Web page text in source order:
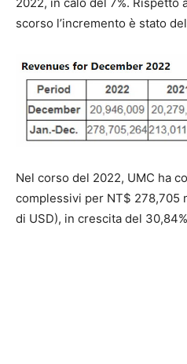
scorso l’incremento è stato
Nel corso del 2022, UMC ha
complessivi per NT$ 278,705
di USD), in crescita del